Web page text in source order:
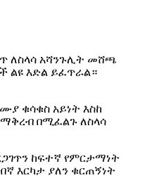
ለስላሳ አሻንጉሊት መሸጫ
እድል ይፈጥራል።
ቁሳቁስ አይነት እስከ
በሚፈልጉ ለስላሳ
ከፍተኛ የምርታማነት
እርካታ ያለን ቁርጠኝነት